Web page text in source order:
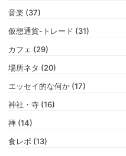
音楽 (37)
仮想通貨-トレード (31)
カフェ (29)
場所ネタ (20)
エッセイ的な何か (17)
神社・寺 (16)
禅 (14)
食レポ (13)